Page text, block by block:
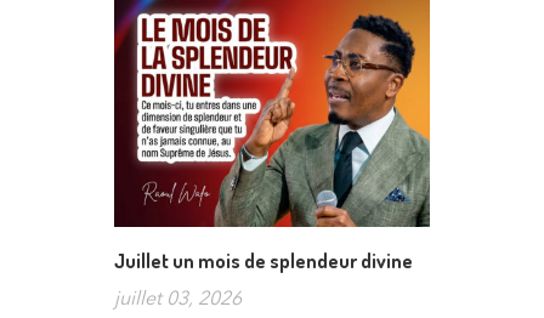
Juillet un mois de splendeur divine
juillet 03, 2026